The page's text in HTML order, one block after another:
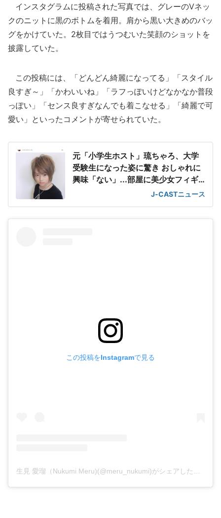
インスタグラムに投稿された写真では、グレーのVネッ
クのニットに黒のボトムを着用。肩から黒い大きめのバッ
グをかけていた。2枚目ではうつむいた笑顔のショットを
披露していた。
この投稿には、「どんどん綺麗になってる」「スタイル
良すぎ～」「かわいいね」「ラフっぽいけどなかなか普段
っぽい」「センス良すぎなんでも着こなせる」「綺麗で可
愛い」といったコメントが寄せられていた。
元「小学生ホスト」琉ちゃろ、大学
受験生になった姿に驚き おしゃれに
興味「ない」...部屋に美少女フィギ
J-CASTニュース
この投稿をInstagramで見る